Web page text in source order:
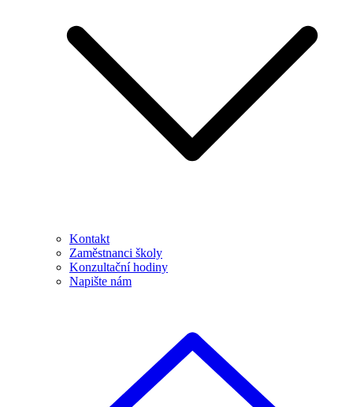
Kontakt
Zaměstnanci školy
Konzultační hodiny
Napište nám